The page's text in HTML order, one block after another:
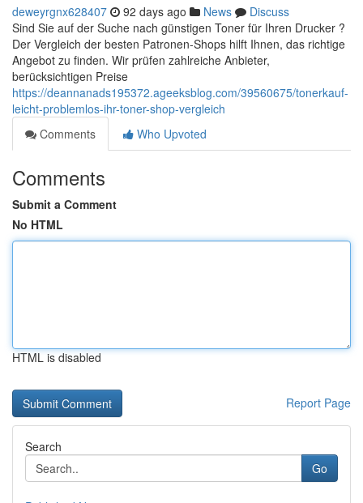
deweyrgnx628407 92 days ago News
Discuss
Sind Sie auf der Suche nach günstigen Toner für Ihren Drucker ?
Der Vergleich der besten Patronen-Shops hilft Ihnen, das richtige
Angebot zu finden. Wir prüfen zahlreiche Anbieter,
berücksichtigen Preise
https://deannanads195372.ageeksblog.com/39560675/tonerkauf-
leicht-problemlos-ihr-toner-shop-vergleich
Comments
Who Upvoted
Comments
Submit a Comment
No HTML
HTML is disabled
Report Page
Search
Go